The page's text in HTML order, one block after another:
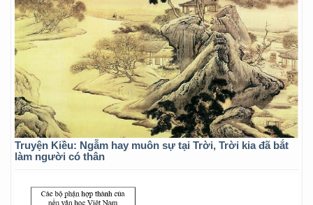
Truyện Kiều: Ngẫm hay muôn sự tại Trời, Trời kia đã bắt
làm người có thân